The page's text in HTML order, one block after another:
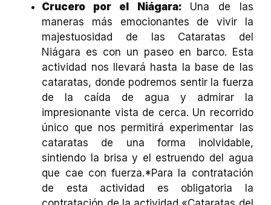
Crucero por el Niágara: Una de las
maneras más emocionantes de vivir la
majestuosidad de las Cataratas del
Niágara es con un paseo en barco. Esta
actividad nos llevará hasta la base de las
cataratas, donde podremos sentir la fuerza
de la caída de agua y admirar la
impresionante vista de cerca. Un recorrido
único que nos permitirá experimentar las
cataratas de una forma inolvidable,
sintiendo la brisa y el estruendo del agua
que cae con fuerza.*Para la contratación
de esta actividad es obligatoria la